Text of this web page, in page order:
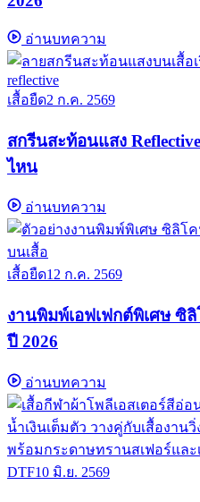
อ่านบทความ
เสื้อยืด2 ก.ค. 2569
สกรีนสะท้อนแสง
ไหน
อ่านบทความ
เสื้อยืด12 ก.ค. 2569
งานพิมพ์เอฟเฟกต์พิเศษ ซิ
ปี 2026
อ่านบทความ
DTF10 มิ.ย. 2569